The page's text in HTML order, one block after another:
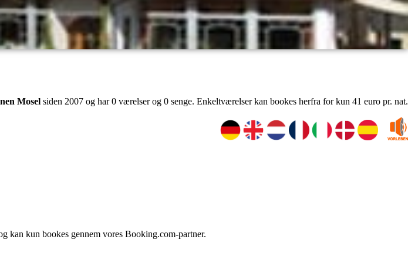
Mosel siden 2007 og har 0 værelser og 0 senge. Enkeltværelser kan bookes herfra for kun 41 euro pr. nat.
kan kun bookes gennem vores Booking.com-partner.